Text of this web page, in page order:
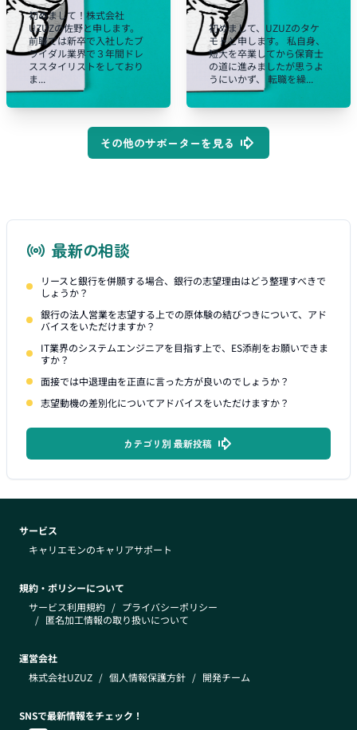
初めまして！株式会社
UZUZの佐野と申します。
前職では新卒で入社したブ
ライダル業界で３年間ドレ
ススタイリストをしており
ま...
初めまして、UZUZのタケ
モトと申します。 私自身、
短大を卒業してから保育士
の道に進みましたが思うよ
うにいかず、 転職を繰...
その他のサポーターを見る
最新の相談
リースと銀行を併願する場合、銀行の志望理由はどう整理すべきで
しょうか？
銀行の法人営業を志望する上での原体験の結びつきについて、アド
バイスをいただけますか？
IT業界のシステムエンジニアを目指す上で、ES添削をお願いできま
すか？
面接では中退理由を正直に言った方が良いのでしょうか？
志望動機の差別化についてアドバイスをいただけますか？
カテゴリ別 最新投稿
サービス
キャリエモンのキャリアサポート
規約・ポリシーについて
サービス利用規約 / プライバシーポリシー
/ 匿名加工情報の取り扱いについて
運営会社
株式会社UZUZ / 個人情報保護方針 / 開発チーム
SNSで最新情報をチェック！